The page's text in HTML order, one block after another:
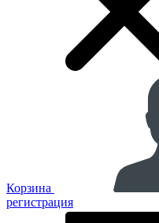
Корзина
регистрация